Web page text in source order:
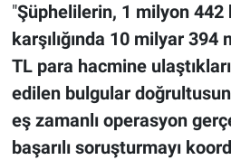
"Şüphelilerin, 1 milyon 442
karşılığında 10 milyar
TL para hacmine
edilen bulgular
eş zamanlı operasyon
başarılı soruşturmayı